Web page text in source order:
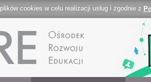
cookies w celu realizacji usług i zgodnie z